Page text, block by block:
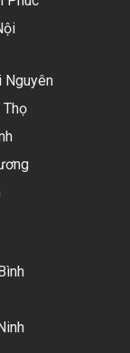
Nguyên
Thọ